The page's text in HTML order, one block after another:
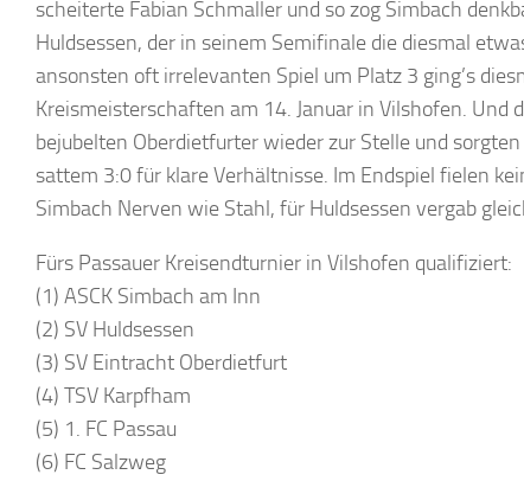
scheiterte Fabian Schmaller und so zog Simbach
Huldsessen, der in seinem Semifinale die diesmal
ansonsten oft irrelevanten Spiel um Platz 3 ging’s
Kreismeisterschaften am 14. Januar in Vilshofen.
bejubelten Oberdietfurter wieder zur Stelle und
sattem 3:0 für klare Verhältnisse. Im Endspiel fielen
Simbach Nerven wie Stahl, für Huldsessen vergab
Fürs Passauer Kreisendturnier in Vilshofen qualifiziert:
(1) ASCK Simbach am Inn
(2) SV Huldsessen
(3) SV Eintracht Oberdietfurt
(4) TSV Karpfham
(5) 1. FC Passau
(6) FC Salzweg